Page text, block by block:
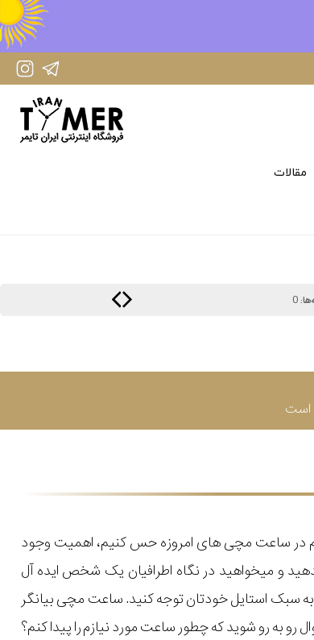
IranTimer Instagram Page
مقالات
0
است
در ساعت مچی های امروزه حس کنیم، اهمیت وجود
و میخواهید در نگاه اطرافیان یک شخص ایده آل
سبک استایل خودتان توجه کنید. ساعت مچی بیانگر
به رو شوید که چطور ساعت مورد نیازم را پیدا کنم؟